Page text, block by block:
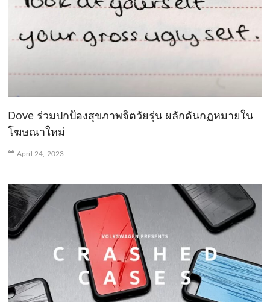
Dove ร่วมปกป้องสุขภาพจิตวัยรุ่น ผลักดันกฏหมายใน
โฆษณาใหม่
April 24, 2023